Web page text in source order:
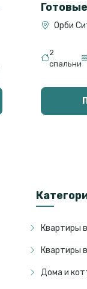
Орби
2
спальни
Квартиры
Квартиры
Дома и